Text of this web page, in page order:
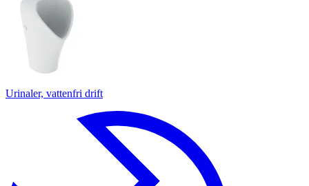
Urinaler, vattenfri drift